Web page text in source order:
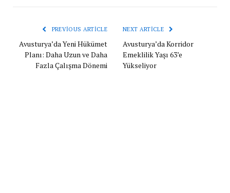
PREVIOUS ARTICLE
Avusturya’da Yeni Hükümet
Planı: Daha Uzun ve Daha
Fazla Çalışma Dönemi
NEXT ARTICLE
Avusturya’da Korridor
Emeklilik Yaşı 63’e
Yükseliyor